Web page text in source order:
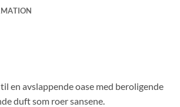
en avslappende oase med beroligende
duft som roer sansene.